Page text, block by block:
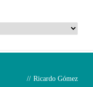
// Ricardo Gómez